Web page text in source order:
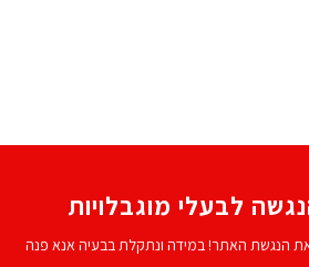
לבעלי מוגבלויות
הנגשת האתר! במידה ונתקלת בבעיה אנא פנה